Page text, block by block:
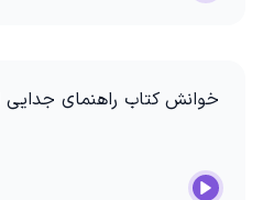
خوانش کتاب راهنمای جدایی